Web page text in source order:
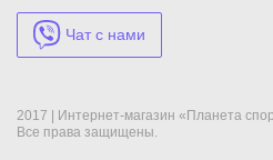
Чат с нами
2017 | Интернет-магазин «Планета
Все права защищены.